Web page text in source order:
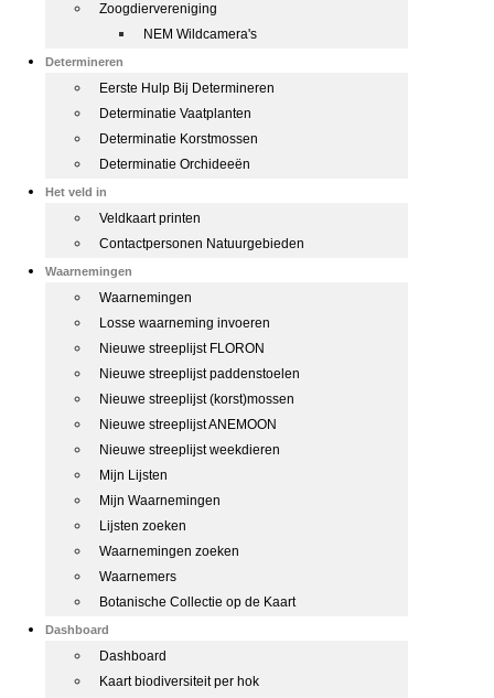
Zoogdiervereniging
NEM Wildcamera's
Determineren
Eerste Hulp Bij Determineren
Determinatie Vaatplanten
Determinatie Korstmossen
Determinatie Orchideeën
Het veld in
Veldkaart printen
Contactpersonen Natuurgebieden
Waarnemingen
Waarnemingen
Losse waarneming invoeren
Nieuwe streeplijst FLORON
Nieuwe streeplijst paddenstoelen
Nieuwe streeplijst (korst)mossen
Nieuwe streeplijst ANEMOON
Nieuwe streeplijst weekdieren
Mijn Lijsten
Mijn Waarnemingen
Lijsten zoeken
Waarnemingen zoeken
Waarnemers
Botanische Collectie op de Kaart
Dashboard
Dashboard
Kaart biodiversiteit per hok